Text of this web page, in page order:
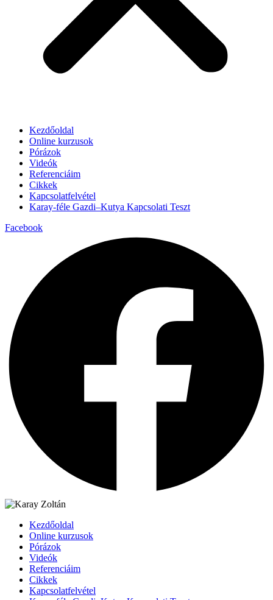
Kezdőoldal
Online kurzusok
Pórázok
Videók
Referenciáim
Cikkek
Kapcsolatfelvétel
Karay-féle Gazdi–Kutya Kapcsolati Teszt
Facebook
Kezdőoldal
Online kurzusok
Pórázok
Videók
Referenciáim
Cikkek
Kapcsolatfelvétel